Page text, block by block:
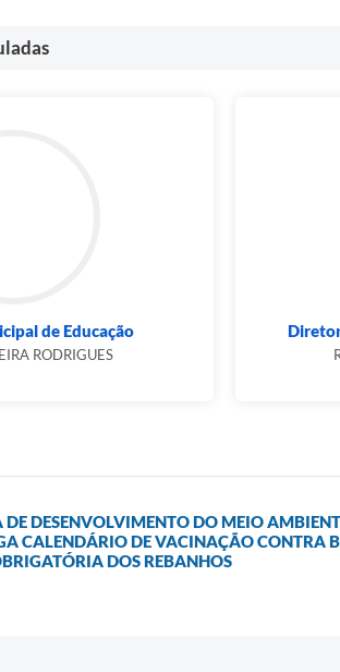
de Educação
RODRIGUES
DESENVOLVIMENTO DO MEIO
CALENDÁRIO DE VACINAÇÃO CONTRA
DOS REBANHOS